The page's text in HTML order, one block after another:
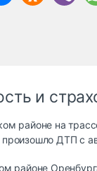
и
районе на
ДТП с
районе